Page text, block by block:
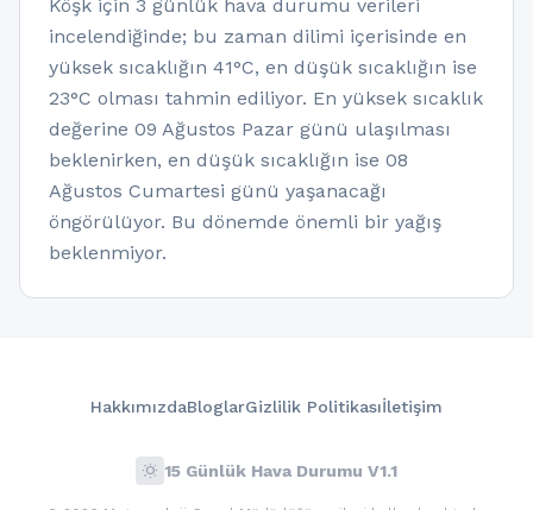
Köşk için 3 günlük hava durumu verileri
incelendiğinde; bu zaman dilimi içerisinde en
yüksek sıcaklığın 41°C, en düşük sıcaklığın ise
23°C olması tahmin ediliyor. En yüksek sıcaklık
değerine 09 Ağustos Pazar günü ulaşılması
beklenirken, en düşük sıcaklığın ise 08
Ağustos Cumartesi günü yaşanacağı
öngörülüyor. Bu dönemde önemli bir yağış
beklenmiyor.
HakkımızdaBloglarGizlilik Politikasıİletişim
wb_sunny 15 Günlük Hava Durumu V1.1